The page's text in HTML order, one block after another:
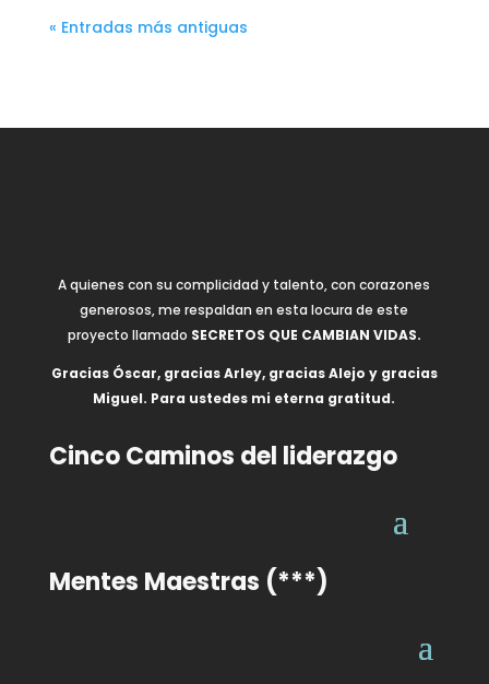
« Entradas más antiguas
A quienes con su complicidad y talento, con corazones
generosos, me respaldan en esta locura de este
proyecto llamado SECRETOS QUE CAMBIAN VIDAS.
Gracias Óscar, gracias Arley, gracias Alejo y gracias
Miguel. Para ustedes mi eterna gratitud.
Cinco Caminos del liderazgo
Mentes Maestras (***)